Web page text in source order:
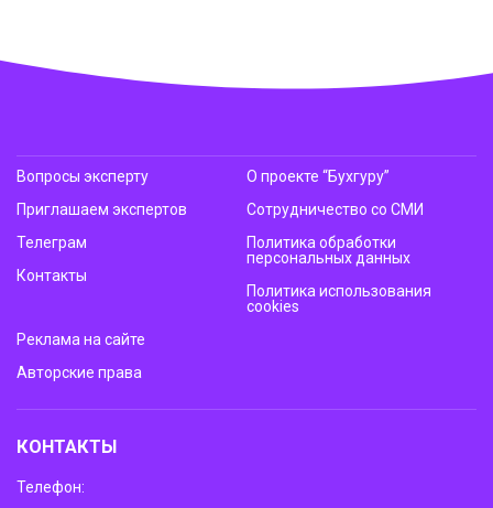
Вопросы эксперту
Приглашаем экспертов
Телеграм
Контакты
О проекте “Бухгуру”
Сотрудничество со СМИ
Политика обработки
персональных данных
Политика использования
cookies
Реклама на сайте
Авторские права
КОНТАКТЫ
Телефон: